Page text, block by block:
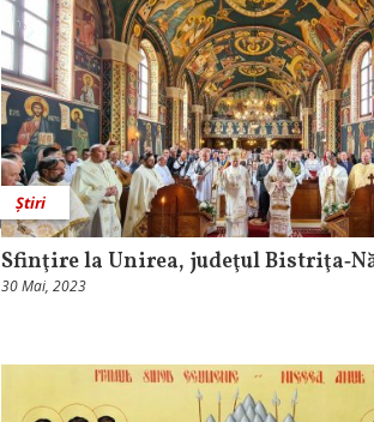
Știri
Sfinţire la Unirea, judeţul
30 Mai, 2023